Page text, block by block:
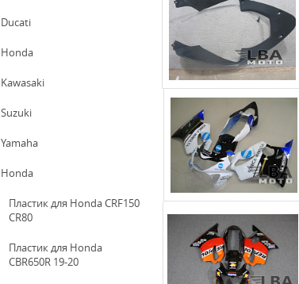
Ducati
Honda
Kawasaki
Suzuki
Yamaha
Honda
Пластик для Honda CRF150
CR80
Пластик для Honda
CBR650R 19-20